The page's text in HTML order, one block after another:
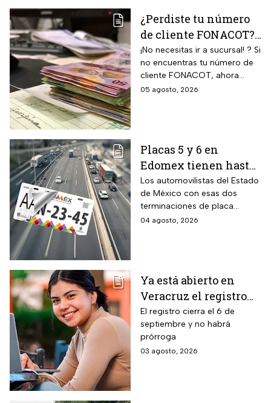
¿Perdiste tu número
de cliente FONACOT?
Así puedes
recuperarlo y
consultar tu crédito
2026
¡No necesitas ir a sucursal! ? Si
no encuentras tu número de
cliente FONACOT, ahora
puedes recuperarlo y
05 agosto, 2026
Placas 5 y 6 en
Edomex tienen hasta
el 31 de agosto 2026
para realizar la
verificación
vehicular o recibirán
Los automovilistas del Estado
de México con esas dos
terminaciones de placa
enfrentan el cierre de su
sanción de miles de pesos.
04 agosto, 2026
Ya está abierto en
Veracruz el registro
para becas de hasta
$3,000 pesos para
estudiantes de todos
los niveles: fecha
El registro cierra el 6 de
septiembre y no habrá
prórroga
03 agosto, 2026